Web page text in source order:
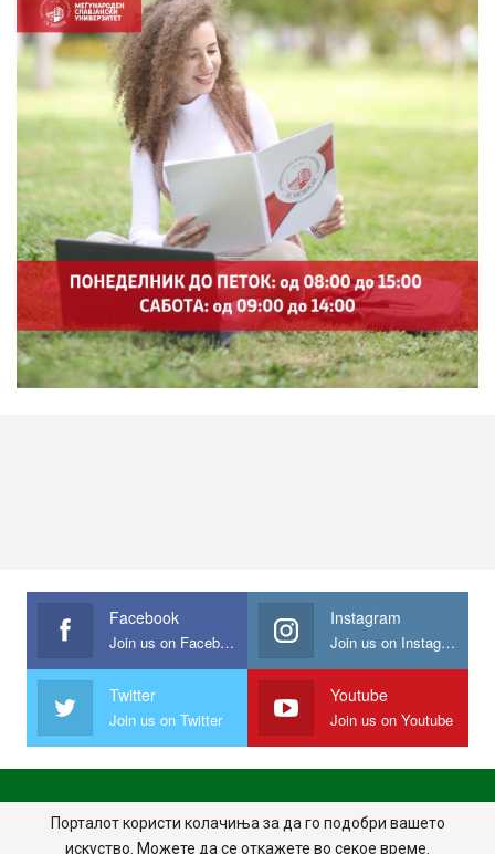
Facebook
Join us on Facebook
Instagram
Join us on Instagram
Twitter
Join us on Twitter
Youtube
Join us on Youtube
ПОЧЕТНА ПОЛИТИКА НА ПРИВАТНОСТ
ИМПРЕСУМ
Порталот користи колачиња за да го подобри вашето
искуство. Можете да се откажете во секое време.